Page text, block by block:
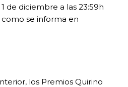
de diciembre a las 23:59h
se informa en
los Premios Quirino